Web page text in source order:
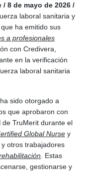
/ 8 de mayo de 2026 /
laboral sanitaria y
ha emitido sus
a profesionales
con Credivera,
en la verificación
laboral sanitaria
sido otorgado a
que aprobaron con
TruMerit durante el
Global Nurse y
otros trabajadores
. Estas
gestionarse y